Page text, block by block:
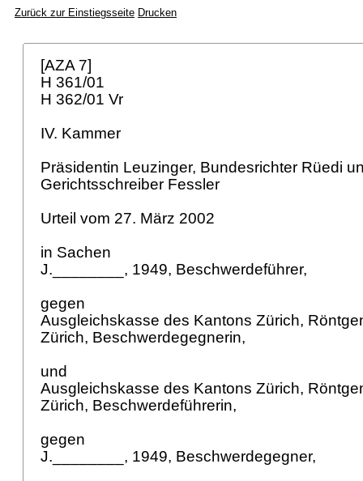
Zurück zur Einstiegsseite Drucken
[AZA 7]
H 361/01
H 362/01 Vr
IV. Kammer
Präsidentin Leuzinger, Bundesrichter Rüedi
Gerichtsschreiber Fessler
Urteil vom 27. März 2002
in Sachen
J.________, 1949, Beschwerdeführer,
gegen
Ausgleichskasse des Kantons Zürich,
Zürich, Beschwerdegegnerin,
und
Ausgleichskasse des Kantons Zürich,
Zürich, Beschwerdeführerin,
gegen
J.________, 1949, Beschwerdegegner,